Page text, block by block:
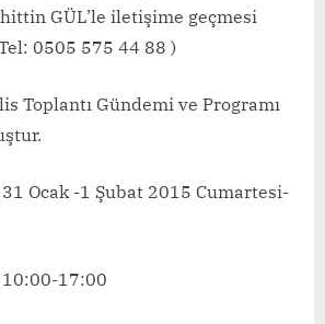
GÜL’le iletişime geçmesi
0505 575 44 88 )
Toplantı Gündemi ve Programı
31 Ocak -1 Şubat 2015 Cumartesi-
10:00-17:00